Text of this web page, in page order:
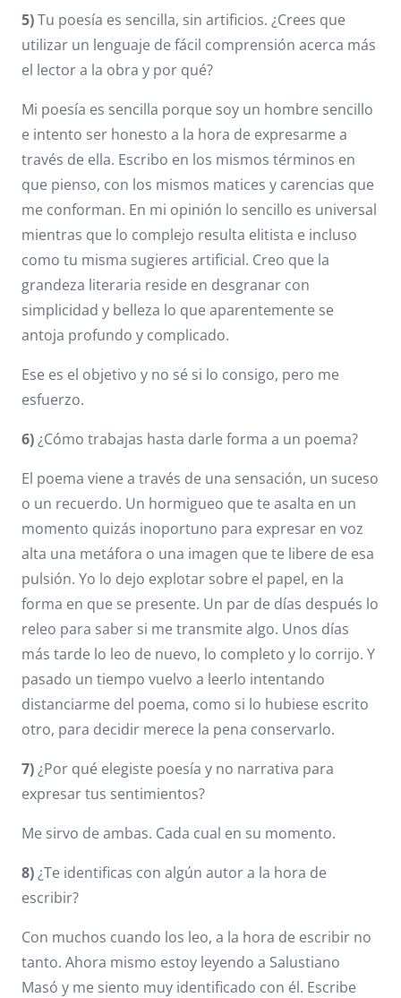
5)Tu poesía es sencilla, sin artificios. ¿Crees que
utilizar un lenguaje de fácil comprensión acerca más
el lector a la obra y por qué?
Mi poesía es sencilla porque soy un hombre sencillo
e intento ser honesto a la hora de expresarme a
través de ella. Escribo en los mismos términos en
que pienso, con los mismos matices y carencias que
me conforman. En mi opinión lo sencillo es universal
mientras que lo complejo resulta elitista e incluso
como tu misma sugieres artificial. Creo que la
grandeza literaria reside en desgranar con
simplicidad y belleza lo que aparentemente se
antoja profundo y complicado.
Ese es el objetivo y no sé si lo consigo, pero me
esfuerzo.
6)¿Cómo trabajas hasta darle forma a un poema?
El poema viene a través de una sensación, un suceso
o un recuerdo. Un hormigueo que te asalta en un
momento quizás inoportuno para expresar en voz
alta una metáfora o una imagen que te libere de esa
pulsión. Yo lo dejo explotar sobre el papel, en la
forma en que se presente. Un par de días después lo
releo para saber si me transmite algo. Unos días
más tarde lo leo de nuevo, lo completo y lo corrijo. Y
pasado un tiempo vuelvo a leerlo intentando
distanciarme del poema, como si lo hubiese escrito
otro, para decidir merece la pena conservarlo.
7)¿Por qué elegiste poesía y no narrativa para
expresar tus sentimientos?
Me sirvo de ambas. Cada cual en su momento.
8)¿Te identificas con algún autor a la hora de
escribir?
Con muchos cuando los leo, a la hora de escribir no
tanto. Ahora mismo estoy leyendo a Salustiano
Masó y me siento muy identificado con él. Escribe